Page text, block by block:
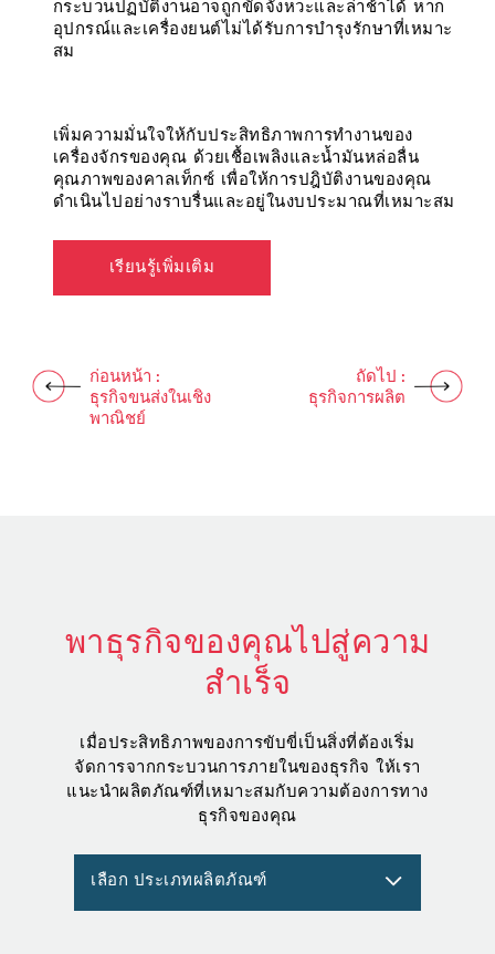
ก่อนหน้า :
ธุรกิจขนส่งในเชิง
พาณิชย์
กระบวนปฏบัติงานอาจถูกขัดจังหวะและล่าช้าได้ หาก
อุปกรณ์และเครื่องยนต์ไม่ได้รับการบำรุงรักษาที่เหมาะ
สม
เพิ่มความมั่นใจให้กับประสิทธิภาพการทำงานของ
เครื่องจักรของคุณ ด้วยเชื้อเพลิงและน้ำมันหล่อลื่น
คุณภาพของคาลเท็กซ์ เพื่อให้การปฎิบัติงานของคุณ
ดำเนินไปอย่างราบรื่นและอยู่ในงบประมาณที่เหมาะสม
เรียนรู้เพิ่มเติม
การกัดกร่อน การทำงานล้มเหลวของเครื่องจักร และ
องค์ประกอบที่เป็นอันตรายอื่น ๆ ที่ส่งผลให้การผลิต
ล่าช้า
ผลิตภัณฑ์เชื้อเพลิงและน้ำมันหล่อลื่นสูตรพิเศษของเรา
สามารถช่วยให้มั่นใจได้ว่าอุปกรณ์ของคุณจะทำงานได้
อย่างเต็มประสิทธิภาพ แม้ภายใต้สภาวะที่หนักและต่อ
เนื่อง
เรียนรู้เพิ่มเติม
ความหนืดเป็นสาเหตุที่ทำให้เกิดการเผาไหม้ที่ไม่มี
ประสิทธิภาพ ในขณะที่การสึกหรอของเครื่องยนต์และ
การกัดกร่อน สามารถนำไปสู่การหยุดการทำงานของ
ลดต้นทุนการเป็นเจ้าของ ด้วยน้ำมันคาลเท็กซ์ดีเซลเทค
รอนดีและน้ำมันหล่อลื่นเกรดพรีเมียม เพื่อช่วยลดอัต
รการหยุดทำงานเครื่องยนต์ เพิ่มความน่าเชื่อถือ ให้คุณ
ถัดไป :
ธุรกิจการผลิต
พาธุรกิจของคุณไปสู่ความ
สำเร็จ
เมื่อประสิทธิภาพของการขับขี่เป็นสิ่งที่ต้องเริ่ม
จัดการจากกระบวนการภายในของธุรกิจ ให้เรา
แนะนำผลิตภัณฑ์ที่เหมาะสมกับความต้องการทาง
ธุรกิจของคุณ
เลือก ประเภทผลิตภัณฑ์